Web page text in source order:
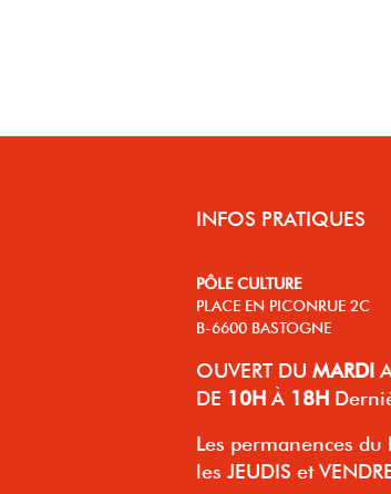
INFOS PRATIQUES
PÔLE CULTURE
PLACE EN PICONRUE 2C
B-6600 BASTOGNE
OUVERT DU MARDI
DE 10H À 18H
Les permanences
les JEUDIS et